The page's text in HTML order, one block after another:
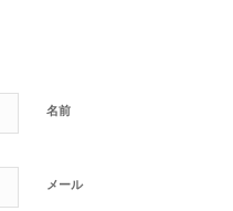
名前
メール